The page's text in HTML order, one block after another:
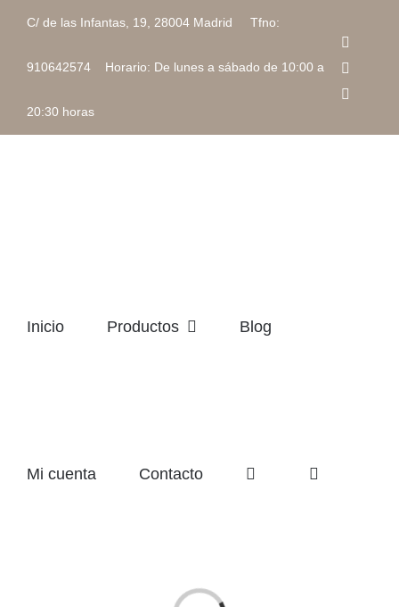
contenido
C/ de las Infantas, 19, 28004 Madrid Tfno:
910642574 Horario: De lunes a sábado de 10:00 a
20:30 horas
Inicio Productos Blog
Mi cuenta Contacto
Cargando...